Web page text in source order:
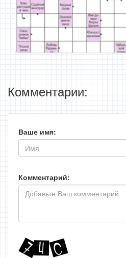
Комментарии:
Ваше имя:
Комментарий: